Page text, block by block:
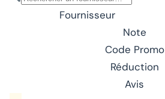
Fournisseur
Note
Code Promo
Réduction
Avis